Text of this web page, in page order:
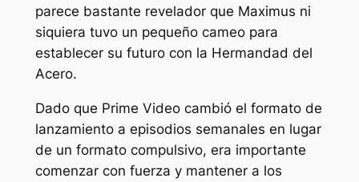
parece bastante revelador que Maximus ni
siquiera tuvo un pequeño cameo para
establecer su futuro con la Hermandad del
Acero.
Dado que Prime Video cambió el formato de
lanzamiento a episodios semanales en lugar
de un formato compulsivo, era importante
comenzar con fuerza y ​​mantener a los